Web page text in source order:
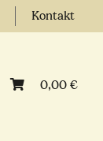
Kontakt
0,00 €